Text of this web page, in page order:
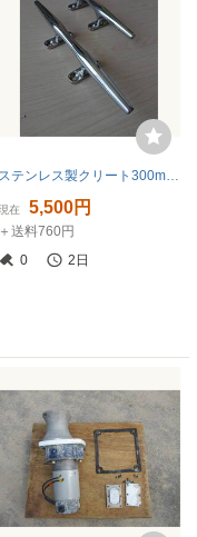
ステンレス製クリート300mm2個セット
在 5,500円
＋送料760円
0
2日